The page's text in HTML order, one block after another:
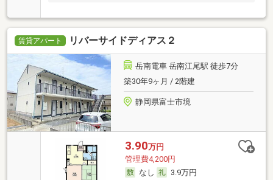
賃貸アパート リバーサイドディアス２
岳南電車 岳南江尾駅 徒歩7分
築30年9ヶ月 / 2階建
静岡県富士市境
3.90万円
管理費4,200円
なし
3.9万円